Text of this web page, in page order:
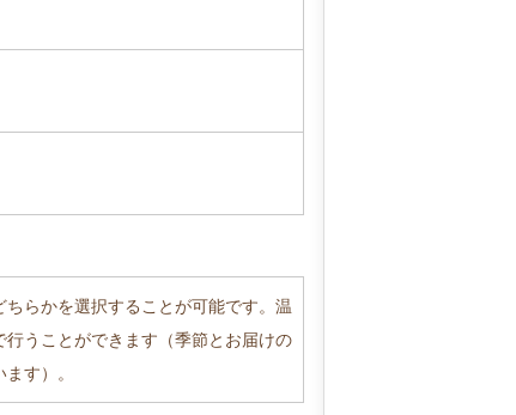
らかを選択することが可能です。温
うことができます（季節とお届けの
す）。